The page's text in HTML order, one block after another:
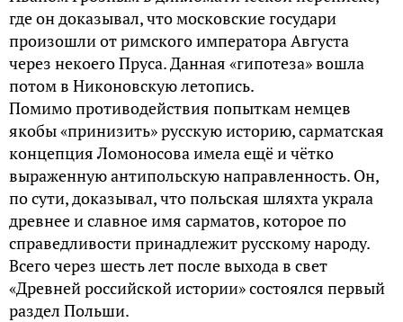
где он доказывал, что московские государи
произошли от римского императора Августа
через некоего Пруса. Данная «гипотеза» вошла
потом в Никоновскую летопись.
Помимо противодействия попыткам немцев
якобы «принизить» русскую историю, сарматская
концепция Ломоносова имела ещё и чётко
выраженную антипольскую направленность. Он,
по сути, доказывал, что польская шляхта украла
древнее и славное имя сарматов, которое по
справедливости принадлежит русскому народу.
Всего через шесть лет после выхода в свет
«Древней российской истории» состоялся первый
раздел Польши.